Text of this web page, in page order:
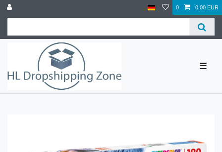
0 0,00 EUR
☰